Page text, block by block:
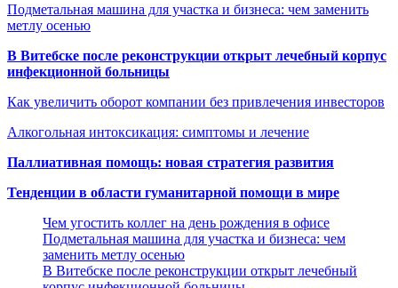
Подметальная машина для участка и бизнеса: чем заменить
метлу осенью
В Витебске после реконструкции открыт лечебный корпус
инфекционной больницы
Как увеличить оборот компании без привлечения инвесторов
Алкогольная интоксикация: симптомы и лечение
Паллиативная помощь: новая стратегия развития
Тенденции в области гуманитарной помощи в мире
Чем угостить коллег на день рождения в офисе
Подметальная машина для участка и бизнеса: чем
заменить метлу осенью
В Витебске после реконструкции открыт лечебный